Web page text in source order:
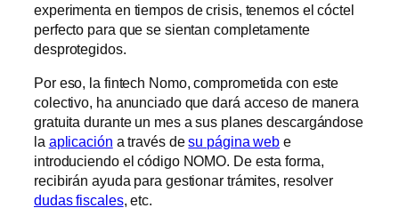
experimenta en tiempos de crisis, tenemos el cóctel
perfecto para que se sientan completamente
desprotegidos.
Por eso, la fintech Nomo, comprometida con este
colectivo, ha anunciado que dará acceso de manera
gratuita durante un mes a sus planes descargándose
la aplicación a través desu página web e
introduciendo el código NOMO. De esta forma,
recibirán ayuda para gestionar trámites, resolver
dudas fiscales, etc.